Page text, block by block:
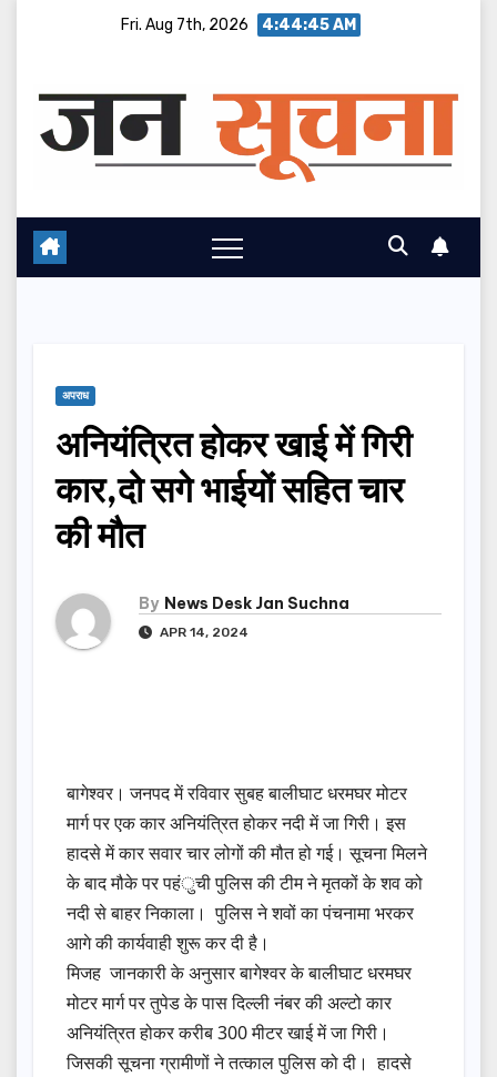
Fri. Aug 7th, 2026 4:44:45 AM
अपराध
अनियंत्रित होकर खाई में गिरी
कार,दो सगे भाईयों सहित चार
की मौत
By News Desk Jan Suchna
APR 14, 2024
बागेश्वर। जनपद में रविवार सुबह बालीघाट धरमघर मोटर
मार्ग पर एक कार अनियंत्रित होकर नदी में जा गिरी। इस
हादसे में कार सवार चार लोगों की मौत हो गई। सूचना मिलने
के बाद मौके पर पहंुची पुलिस की टीम ने मृतकों के शव को
नदी से बाहर निकाला। पुलिस ने शवों का पंचनामा भरकर
आगे की कार्यवाही शुरू कर दी है।
मिजह जानकारी के अनुसार बागेश्वर के बालीघाट धरमघर
मोटर मार्ग पर तुपेड के पास दिल्ली नंबर की अल्टो कार
अनियंत्रित होकर करीब 300 मीटर खाई में जा गिरी।
जिसकी सूचना ग्रामीणों ने तत्काल पुलिस को दी। हादसे